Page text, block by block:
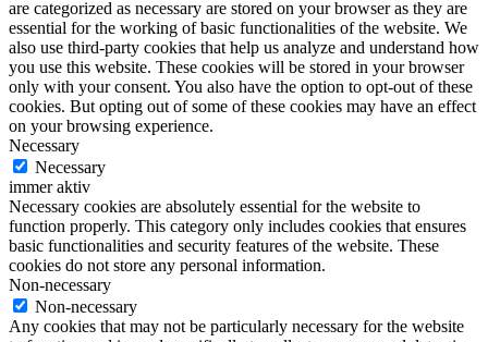
are categorized as necessary are stored on your browser as they are
essential for the working of basic functionalities of the website. We
also use third-party cookies that help us analyze and understand how
you use this website. These cookies will be stored in your browser
only with your consent. You also have the option to opt-out of these
cookies. But opting out of some of these cookies may have an effect
on your browsing experience.
Necessary
Necessary
immer aktiv
Necessary cookies are absolutely essential for the website to
function properly. This category only includes cookies that ensures
basic functionalities and security features of the website. These
cookies do not store any personal information.
Non-necessary
Non-necessary
Any cookies that may not be particularly necessary for the website